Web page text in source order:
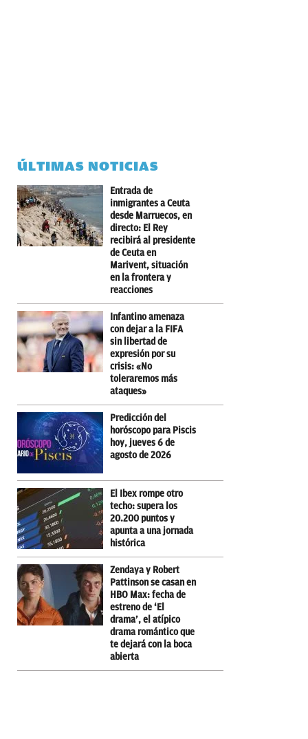
ÚLTIMAS NOTICIAS
Entrada de
inmigrantes a Ceuta
desde Marruecos, en
directo: El Rey
recibirá al presidente
de Ceuta en
Marivent, situación
en la frontera y
reacciones
Infantino amenaza
con dejar a la FIFA
sin libertad de
expresión por su
crisis: «No
toleraremos más
ataques»
Predicción del
horóscopo para Piscis
hoy, jueves 6 de
agosto de 2026
El Ibex rompe otro
techo: supera los
20.200 puntos y
apunta a una jornada
histórica
Zendaya y Robert
Pattinson se casan en
HBO Max: fecha de
estreno de ‘El
drama’, el atípico
drama romántico que
te dejará con la boca
abierta